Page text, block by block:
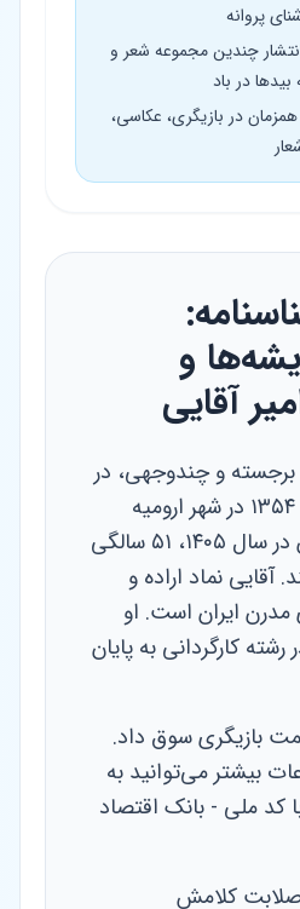
پروانه
چندین مجموعه شعر و
در باد
در بازیگری، عکاسی،
و
آقایی
برجسته و چندوجهی، در
دهم مردادماه سال ۱۳۵۴ در شهر ارومیه
متولد شد. او اکنون در سال ۱۴۰۵، ۵۱ سالگی
نماد اراده و
ایران است. او
کارگردانی به پایان
بازیگری سوق داد.
بیشتر می‌توانید به
کد ملی - بانک اقتصاد
کلامش